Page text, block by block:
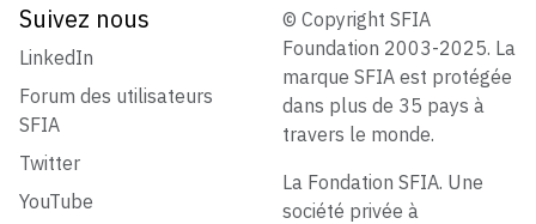
Suivez nous
LinkedIn
Forum des utilisateurs
SFIA
Twitter
YouTube
© Copyright SFIA
Foundation 2003-2025. La
marque SFIA est protégée
dans plus de 35 pays à
travers le monde.
La Fondation SFIA. Une
société privée à